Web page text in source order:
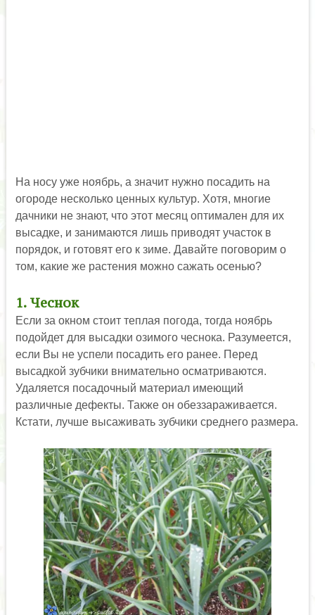
На носу уже ноябрь, а значит нужно посадить на
огороде несколько ценных культур. Хотя, многие
дачники не знают, что этот месяц оптимален для их
высадке, и занимаются лишь приводят участок в
порядок, и готовят его к зиме. Давайте поговорим о
том, какие же растения можно сажать осенью?
1. Чеснок
Если за окном стоит теплая погода, тогда ноябрь
подойдет для высадки озимого чеснока. Разумеется,
если Вы не успели посадить его ранее. Перед
высадкой зубчики внимательно осматриваются.
Удаляется посадочный материал имеющий
различные дефекты. Также он обеззараживается.
Кстати, лучше высаживать зубчики среднего размера.